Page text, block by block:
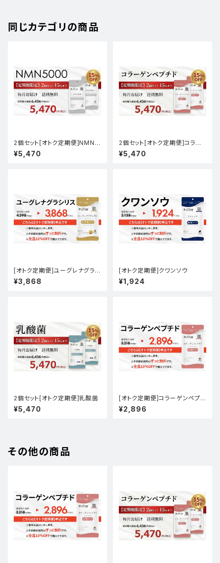
同じカテゴリの商品
2個セット[オトク定期便]NMN5
000
¥5,470
2個セット[オトク定期便]コラー
ゲンペプチド
¥5,470
[オトク定期便]ユーグレナグラシ
リス
¥3,868
[オトク定期便]クワンソウ
¥1,924
2個セット[オトク定期便]乳酸菌
¥5,470
[オトク定期便]コラーゲンペプチ
ド
¥2,896
その他の商品